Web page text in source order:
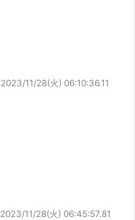
2023/11/28(火) 06:10:36.11
2023/11/28(火) 06:45:57.81